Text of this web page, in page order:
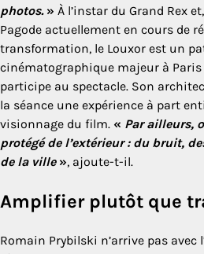
photos.» À l’instar du Grand Rex
Pagode actuellement en cours de
transformation, le Louxor est un
cinématographique majeur à
participe au spectacle. Son
la séance une expérience à part
visionnage du film. « Par ailleurs,
protégé de l’extérieur : du bruit,
de la ville», ajoute-t-il.
Amplifier plutôt que
Romain Prybilski n’arrive pas avec